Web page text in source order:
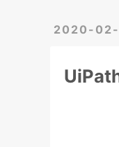
2020-